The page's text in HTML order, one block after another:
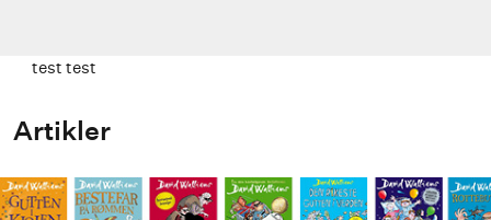
test test
Artikler